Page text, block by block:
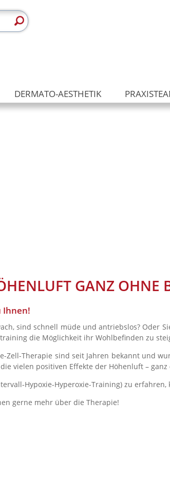
DERMATO-AESTHETIK
GANZ OHNE
Ihnen!
sind schnell müde und antriebslos? Oder
die Möglichkeit ihr Wohlbefinden zu
Zell-Therapie sind seit Jahren bekannt und
vielen positiven Effekte der Höhenluft –
Hypoxie-Hyperoxie-Training) zu erfahren,
gerne mehr über die Therapie!